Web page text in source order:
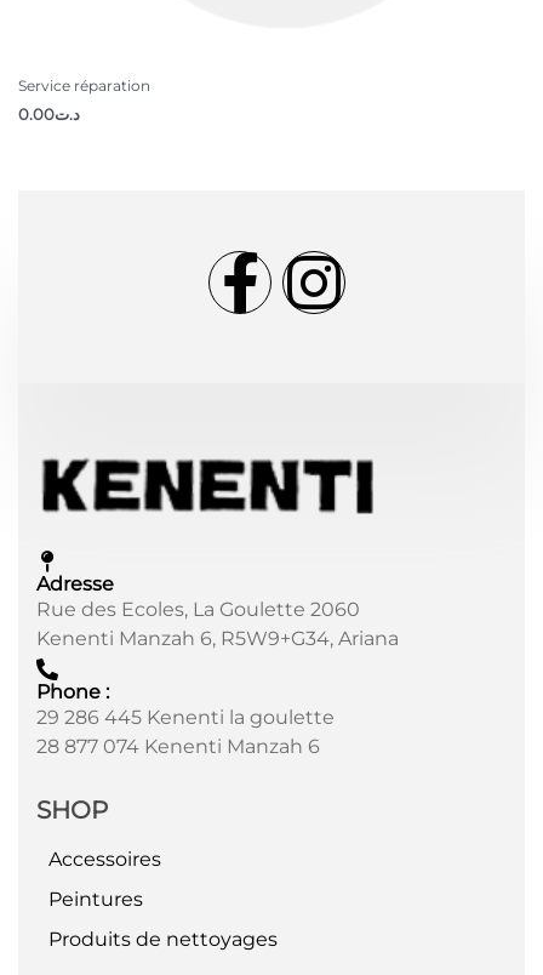
Service réparation
د.ت0.00
Adresse
Rue des Ecoles, La Goulette 2060
Kenenti Manzah 6, R5W9+G34, Ariana
Phone :
29 286 445 Kenenti la goulette
28 877 074 Kenenti Manzah 6
SHOP
Accessoires
Peintures
Produits de nettoyages